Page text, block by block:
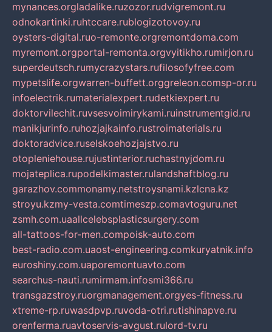
mynances.orgladalike.ruzozor.rudvigremont.ru
odnokartinki.ruhtccare.rublogizotovoy.ru
oysters-digital.ruo-remonte.orgremontdoma.com
myremont.orgportal-remonta.orgvyitikho.rumirjon.ru
superdeutsch.rumycrazystars.rufilosofyfree.com
mypetslife.orgwarren-buffett.orggreleon.comsp-or.ru
infoelectrik.rumaterialexpert.rudetkiexpert.ru
doktorvilechit.ruvsesvoimirykami.ruinstrumentgid.ru
manikjurinfo.ruhozjajkainfo.rustroimaterials.ru
doktoradvice.ruselskoehozjajstvo.ru
otopleniehouse.rujustinterior.ruchastnyjdom.ru
mojateplica.rupodelkimaster.rulandshaftblog.ru
garazhov.commonamy.netstroysnami.kzlcna.kz
stroyu.kzmy-vesta.comtimeszp.comavtoguru.net
zsmh.com.uaallcelebsplasticsurgery.com
all-tattoos-for-men.compoisk-auto.com
best-radio.com.uaost-engineering.comkuryatnik.info
euroshiny.com.uaporemontuavto.com
searchus-nauti.rumirmam.infosmi366.ru
transgazstroy.ruorgmanagement.orgyes-fitness.ru
xtreme-rp.ruwasdpvp.ruvoda-otri.rutishinapve.ru
orenferma.ruavtoservis-avgust.rulord-tv.ru